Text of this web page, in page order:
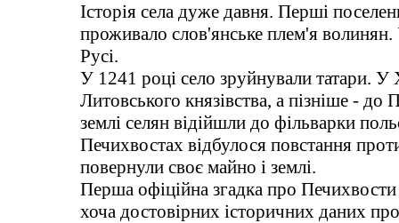
Історія села дуже давня. Перші
проживало слов'янське плем'я волинян.
Русі.
У 1241 році село зруйнували татари. У
Литовського князівства, а пізніше -
землі селян відійшли до фільварки
Печихвостах відбулося повстання
повернули своє майно і землі.
Перша офіційна згадка про
хоча достовірних історичних даних